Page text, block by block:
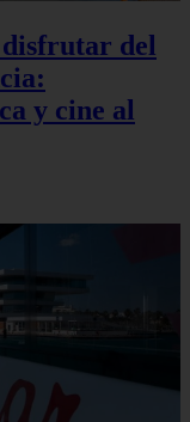
del
y cine al